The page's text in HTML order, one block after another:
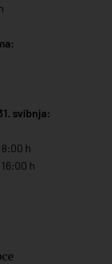
svibnja:
h
h